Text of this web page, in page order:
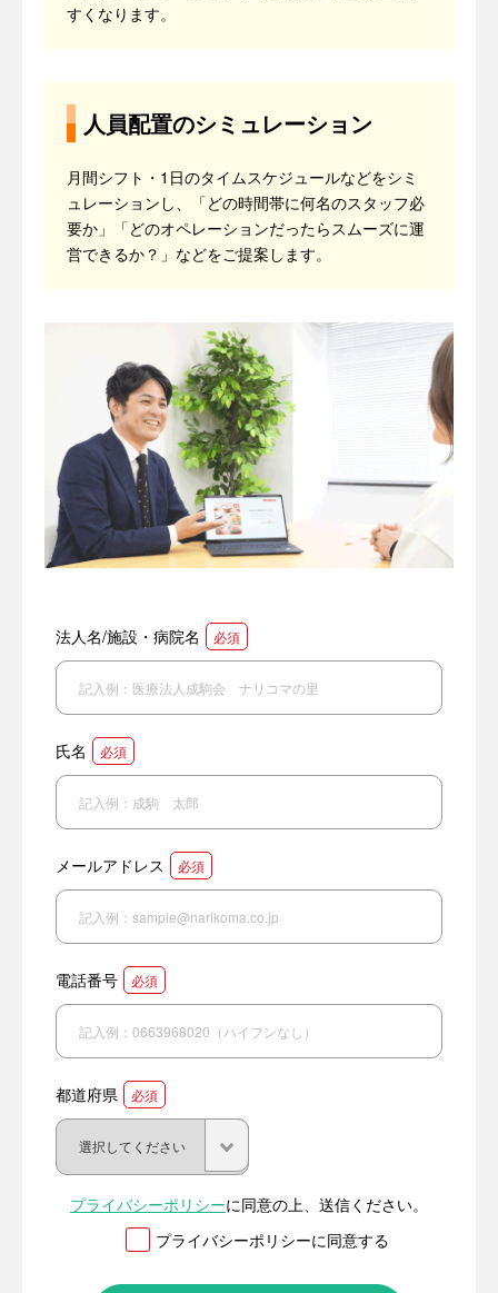
すくなります。
人員配置のシミュレーション
月間シフト・1日のタイムスケジュールなどをシミ
ュレーションし、「どの時間帯に何名のスタッフ必
要か」「どのオペレーションだったらスムーズに運
営できるか？」などをご提案します。
法人名/施設・病院名 必須
氏名 必須
メールアドレス 必須
電話番号 必須
都道府県 必須
プライバシーポリシーに同意の上、送信ください。
プライバシーポリシーに同意する